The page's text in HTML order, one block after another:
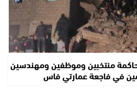
محاكمة منتخبين وموظفين ومهندسين
في فاجعة عمارتي فاس